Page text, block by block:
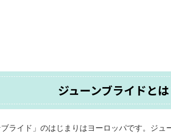
ジューンブライドとは
ブライド」のはじまりはヨーロッパです。ジ